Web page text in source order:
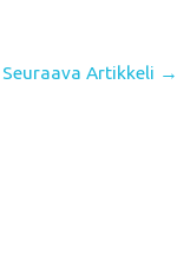
Seuraava Artikkeli →